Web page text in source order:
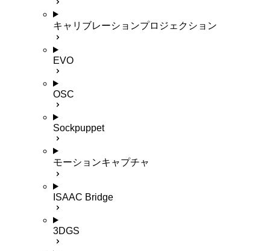
キャリブレーションプロジェクション
EVO
OSC
Sockpuppet
モーションキャプチャ
ISAAC Bridge
3DGS